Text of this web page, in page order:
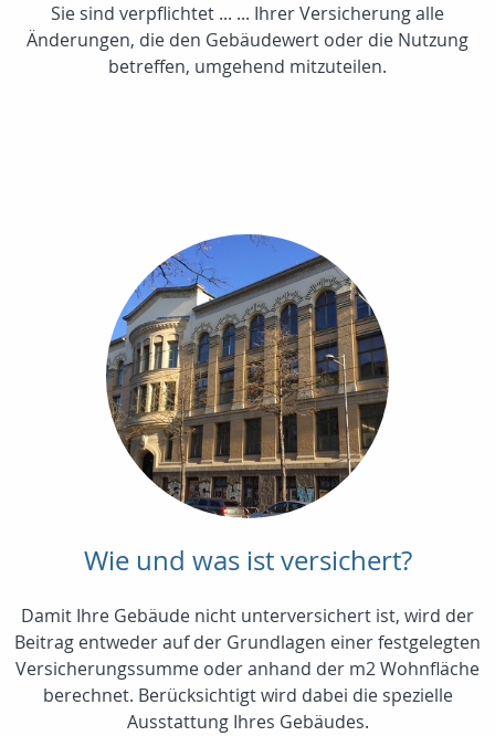
Sie sind verpflichtet ... ... Ihrer Versicherung alle
Änderungen, die den Gebäudewert oder die Nutzung
betreffen, umgehend mitzuteilen.
Wie und was ist versichert?
Damit Ihre Gebäude nicht unterversichert ist, wird der
Beitrag entweder auf der Grundlagen einer festgelegten
Versicherungssumme oder anhand der m2 Wohnfläche
berechnet. Berücksichtigt wird dabei die spezielle
Ausstattung Ihres Gebäudes.